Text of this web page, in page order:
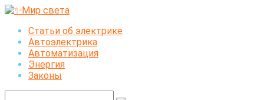
Перейти
контентуСтатьи об электрике
Автоэлектрика
Автоматизация
Энергия
Законы